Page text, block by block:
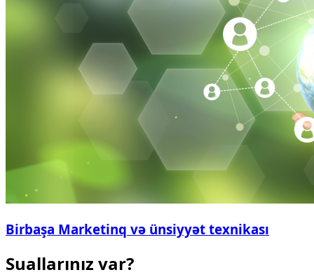
Birbaşa Marketinq və ünsiyyət texnikası
Suallarınız var?